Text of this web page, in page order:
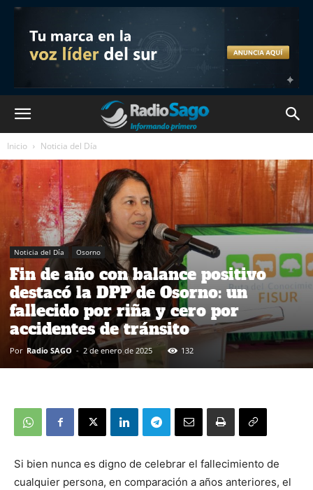
Inicio Noticia del Día
Noticia del Día Osorno
Fin de año con balance positivo
destacó la DPP de Osorno: un
fallecido por riña y cero por
accidentes de tránsito
Por Radio SAGO - 2 de enero de 2025 132
Si bien nunca es digno de celebrar el fallecimiento de
cualquier persona, en comparación a años anteriores, el